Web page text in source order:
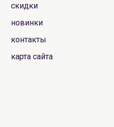
скидки
новинки
контакты
карта сайта